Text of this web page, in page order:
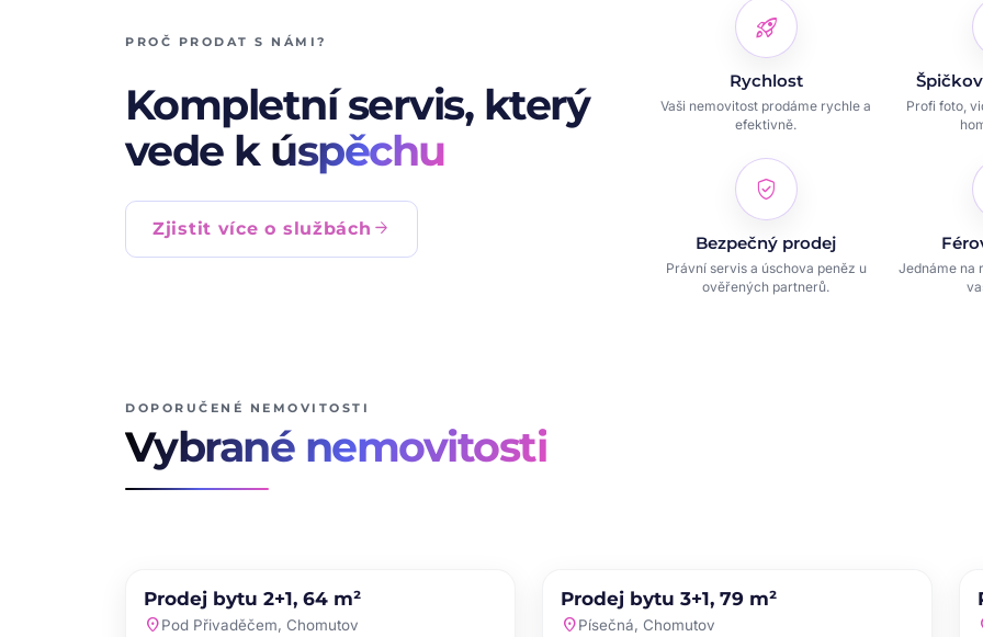
PROČ PRODAT S NÁMI?
Kompletní servis, který
vede k úspěchu
Zjistit více o službách arrow_forward
rocket_launch
Rychlost
Vaši nemovitost prodáme rychle a
efektivně.
Profi foto,
verified_user
Bezpečný prodej
Právní servis a úschova peněz u
ověřených partnerů.
Jednáme na
DOPORUČENÉ NEMOVITOSTI
Vybrané nemovitosti
PRODEJ NOVINKA
Prodej bytu 2+1, 64 m²
location_onPod Přivaděčem, Chomutov
PRODEJ NOVINKA
Prodej bytu 3+1, 79 m²
location_onPísečná, Chomutov